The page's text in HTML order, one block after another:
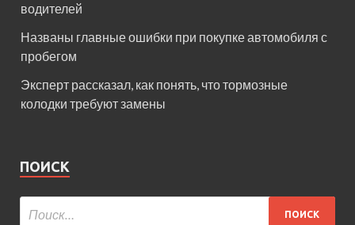
водителей
Названы главные ошибки при покупке автомобиля с
пробегом
Эксперт рассказал, как понять, что тормозные
колодки требуют замены
ПОИСК